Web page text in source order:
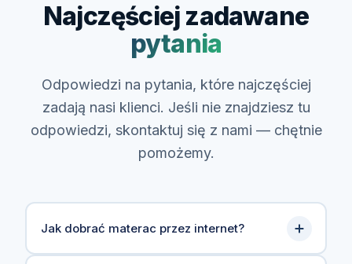
Najczęściej zadawane
pytania
Odpowiedzi na pytania, które najczęściej
zadają nasi klienci. Jeśli nie znajdziesz tu
odpowiedzi, skontaktuj się z nami — chętnie
pomożemy.
Jak dobrać materac przez internet?